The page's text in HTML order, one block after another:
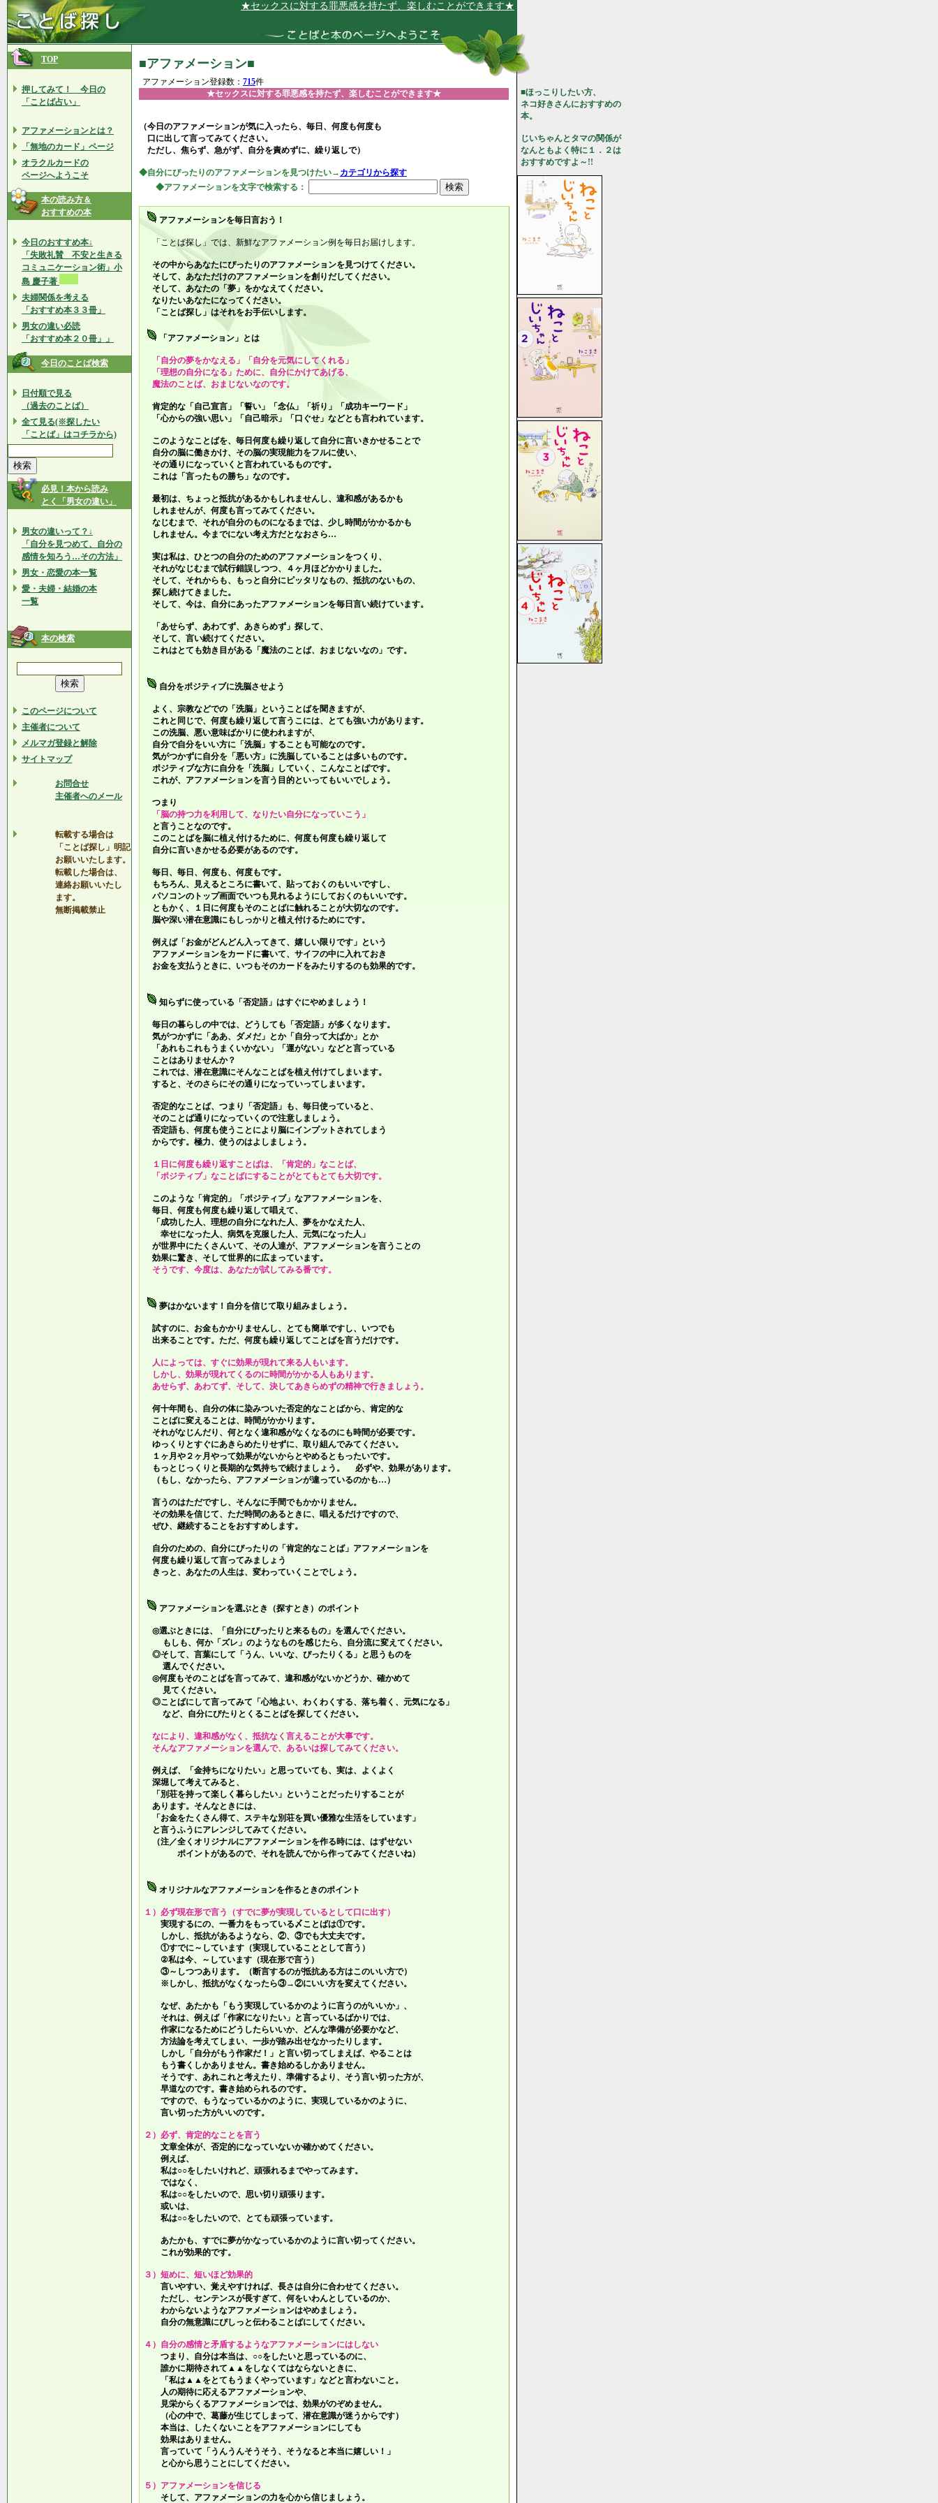
★セックスに対する罪悪感を持たず、楽しむことができます★
TOP
押してみて！ 今日の
「ことば占い」
アファメーションとは？
「無地のカード」ページ
オラクルカードの
ページへようこそ
本の読み方＆
おすすめの本
今日のおすすめ本↓
「失敗礼賛 不安と生きる
コミュニケーション術」小
島 慶子著
夫婦関係を考える
「おすすめ本３３冊」
男女の違い必読
「おすすめ本２０冊」」
今日のことば検索
日付順で見る
（過去のことば）
全て見る(※探したい
「ことば」はコチラから)
必見！本から読み
とく「男女の違い」
男女の違いって？↓
「自分を見つめて、自分の
感情を知ろう…その方法」
男女・恋愛の本一覧
愛・夫婦・結婚の本
一覧
本の検索
このページについて
主催者について
メルマガ登録と解除
サイトマップ
お問合せ
主催者へのメール
転載する場合は
「ことば探し」明記
お願いいたします。
転載した場合は、
連絡お願いいたし
ます。
無断掲載禁止
■アファメーション■
アファメーション登録数： 715件
★セックスに対する罪悪感を持たず、楽しむことができます★
（今日のアファメーションが気に入ったら、毎日、何度も何度も
口に出して言ってみてください。
ただし、焦らず、急がず、自分を責めずに、繰り返しで）
◆自分にぴったりのアファメーションを見つけたい→ カテゴリから探す
◆アファメーションを文字で検索する：
アファメーションを毎日言おう！
「ことば探し」では、新鮮なアファメーション例を毎日お届けします。
その中からあなたにぴったりのアファメーションを見つけてください。
そして、あなただけのアファメーションを創りだしてください。
そして、あなたの「夢」をかなえてください。
なりたいあなたになってください。
「ことば探し」はそれをお手伝いします。
「アファメーション」とは
「自分の夢をかなえる」「自分を元気にしてくれる」
「理想の自分になる」ために、自分にかけてあげる、
魔法のことば、おまじないなのです。
肯定的な「自己宣言」「誓い」「念仏」「祈り」「成功キーワード」
「心からの強い思い」「自己暗示」「口ぐせ」 などとも言われています。
このようなことばを、毎日何度も繰り返して自分に言いきかせることで
自分の脳に働きかけ、その脳の実現能力をフルに使い、
その通りになっていくと言われているものです。
これは「言ったもの勝ち」なのです。
最初は、ちょっと抵抗があるかもしれませんし、違和感があるかも
しれませんが、何度も言ってみてください。
なじむまで、それが自分のものになるまでは、少し時間がかかるかも
しれません。今までにない考え方だとなおさら…
実は私は、ひとつの自分のためのアファメーションをつくり、
それがなじむまで試行錯誤しつつ、４ヶ月ほどかかりました。
そして、それからも、もっと自分にピッタリなもの、抵抗のないもの、
探し続けてきました。
そして、今は、自分にあったアファメーションを毎日言い続けています。
「あせらず、あわてず、あきらめず」探して、
そして、言い続けてください。
これはとても効き目がある「魔法のことば、おまじないなの」です。
自分をポジティブに洗脳させよう
よく、宗教などでの「洗脳」ということばを聞きますが、
これと同じで、何度も繰り返して言うこには、とても強い力があります。
この洗脳、悪い意味ばかりに使われますが、
自分で自分をいい方に「洗脳」することも可能なのです。
気がつかずに自分を「悪い方」に洗脳していることは多いものです。
ポジティブな方に自分を「洗脳」していく、こんなことばです。
これが、アファメーションを言う目的といってもいいでしょう。
つまり
「脳の持つ力を利用して、なりたい自分になっていこう」
と言うことなのです。
このことばを脳に植え付けるために、何度も何度も繰り返して
自分に言いきかせる必要があるのです。
毎日、毎日、何度も、何度もです。
もちろん、見えるところに書いて、貼っておくのもいいですし、
パソコンのトップ画面でいつも見れるようにしておくのもいいです。
ともかく、１日に何度もそのことばに触れることが大切なのです。
脳や深い潜在意識にもしっかりと植え付けるためにです。
例えば「お金がどんどん入ってきて、嬉しい限りです」という
アファメーションをカードに書いて、サイフの中に入れておき
お金を支払うときに、いつもそのカードをみたりするのも効果的です。
知らずに使っている「否定語」はすぐにやめましょう！
毎日の暮らしの中では、どうしても「否定語」が多くなります。
気がつかずに「ああ、ダメだ」とか「自分って大ばか」とか
「あれもこれもうまくいかない」「運がない」などと言っている
ことはありませんか？
これでは、潜在意識にそんなことばを植え付けてしまいます。
すると、そのさらにその通りになっていってしまいます。
否定的なことば、つまり「否定語」も、毎日使っていると、
そのことば通りになっていくので注意しましょう。
否定語も、何度も使うことにより脳にインプットされてしまう
からです。極力、使うのはよしましょう。
１日に何度も繰り返すことばは、「肯定的」なことば、
「ポジティブ」なことばにすることがとてもとても大切です。
このような「肯定的」「ポジティブ」なアファメーションを、
毎日、何度も何度も繰り返して唱えて、
「成功した人、理想の自分になれた人、夢をかなえた人、
幸せになった人、病気を克服した人、元気になった人」
が世界中にたくさんいて、その人達が、アファメーションを言うことの
効果に驚き、そして世界的に広まっています。
そうです、今度は、あなたが試してみる番です。
夢はかないます！自分を信じて取り組みましょう。
試すのに、お金もかかりませんし、とても簡単ですし、いつでも
出来ることです。ただ、何度も繰り返してことばを言うだけです。
人によっては、すぐに効果が現れて来る人もいます。
しかし、効果が現れてくるのに時間がかかる人もあります。
あせらず、あわてず、そして、決してあきらめずの精神で行きましょう。
何十年間も、自分の体に染みついた否定的なことばから、肯定的な
ことばに変えることは、時間がかかります。
それがなじんだり、何となく違和感がなくなるのにも時間が必要です。
ゆっくりとすぐにあきらめたりせずに、取り組んでみてください。
１ヶ月や２ヶ月やって効果がないからとやめるともったいです。
もっとじっくりと長期的な気持ちで続けましょう。 必ずや、効果があります。
（もし、なかったら、アファメーションが違っているのかも…）
言うのはただですし、そんなに手間でもかかりません。
その効果を信じて、ただ時間のあるときに、唱えるだけですので、
ぜひ、継続することをおすすめします。
自分のための、自分にぴったりの「肯定的なことば」アファメーションを
何度も繰り返して言ってみましょう
きっと、あなたの人生は、変わっていくことでしょう。
アファメーションを選ぶとき（探すとき）のポイント
◎選ぶときには、「自分にぴったりと来るもの」を選んでください。
もしも、何か「ズレ」のようなものを感じたら、自分流に変えてください。
◎そして、言葉にして「うん、いいな、ぴったりくる」と思うものを
選んでください。
◎何度もそのことばを言ってみて、違和感がないかどうか、確かめて
見てください。
◎ことばにして言ってみて「心地よい、わくわくする、落ち着く、元気になる」
など、自分にぴたりとくることばを探してください。
なにより、違和感がなく、抵抗なく言えることが大事です。
そんなアファメーションを選んで、あるいは探してみてください。
例えば、「金持ちになりたい」と思っていても、実は、よくよく
深堀して考えてみると、
「別荘を持って楽しく暮らしたい」ということだったりすることが
あります。そんなときには、
「お金をたくさん得て、ステキな別荘を買い優雅な生活をしています」
と言うふうにアレンジしてみてください。
（注／全くオリジナルにアファメーションを作る時には、はずせない
ポイントがあるので、それを読んでから作ってみてくださいね）
オリジナルなアファメーションを作るときのポイント
１）必ず現在形で言う（すでに夢が実現しているとして口に出す）
実現するにの、一番力をもっている〆ことばは①です。
しかし、抵抗があるようなら、②、③でも大丈夫です。
①すでに～しています（実現していることとして言う）
②私は今、～しています（現在形で言う）
③～しつつあります。（断言するのが抵抗ある方はこのいい方で）
※しかし、抵抗がなくなったら③→②にいい方を変えてください。
なぜ、あたかも「もう実現しているかのように言うのがいいか」、
それは、例えば「作家になりたい」と言っているばかりでは、
作家になるためにどうしたらいいか、どんな準備が必要かなど、
方法論を考えてしまい、一歩が踏み出せなかったりします。
しかし「自分がもう作家だ！」と言い切ってしまえば、やることは
もう書くしかありません。書き始めるしかありません。
そうです、あれこれと考えたり、準備するより、そう言い切った方が、
早道なのです。書き始められるのです。
ですので、もうなっているかのように、実現しているかのように、
言い切った方がいいのです。
２）必ず、肯定的なことを言う
文章全体が、否定的になっていないか確かめてください。
例えば、
私は○○をしたいけれど、頑張れるまでやってみます。
ではなく、
私は○○をしたいので、思い切り頑張ります。
或いは、
私は○○をしたいので、とても頑張っています。
あたかも、すでに夢がかなっているかのように言い切ってください。
これが効果的です。
３）短めに、短いほど効果的
言いやすい、覚えやすければ、長さは自分に合わせてください。
ただし、センテンスが長すぎて、何をいわんとしているのか、
わからないようなアファメーションはやめましょう。
自分の無意識にぴしっと伝わることばにしてください。
４）自分の感情と矛盾するようなアファメーションにはしない
つまり、自分は本当は、○○をしたいと思っているのに、
誰かに期待されて▲▲をしなくてはならないときに、
「私は▲▲をとてもうまくやっています」などと言わないこと。
人の期待に応えるアファメーションや、
見栄からくるアファメーションでは、効果がのぞめません。
（心の中で、葛藤が生じてしまって、潜在意識が迷うからです）
本当は、したくないことをアファメーションにしても
効果はありません。
言っていて 「うんうんそうそう、そうなると本当に嬉しい！」
と心から思うことにしてください。
５）アファメーションを信じる
そして、アファメーションの力を心から信じましょう。
■ほっこりしたい方、
ネコ好きさんにおすすめの
本。
じいちゃんとタマの関係が
なんともよく特に１．２は
おすすめですよ～!!